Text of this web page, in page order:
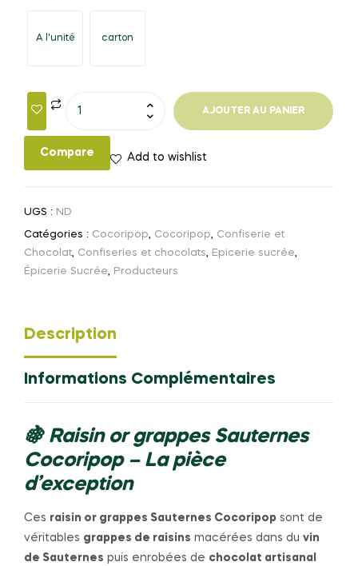
A l'unité carton
AJOUTER AU PANIER
Compare Add to wishlist
UGS : ND
Catégories : Cocoripop, Cocoripop, Confiserie et
Chocolat, Confiseries et chocolats, Epicerie sucrée,
Épicerie Sucrée, Producteurs
Description
Informations Complémentaires
🍇 Raisin or grappes Sauternes
Cocoripop – La pièce
d’exception
Ces raisin or grappes Sauternes Cocoripop sont de
véritables grappes de raisins macérées dans du vin
de Sauternes puis enrobées de chocolat artisanal